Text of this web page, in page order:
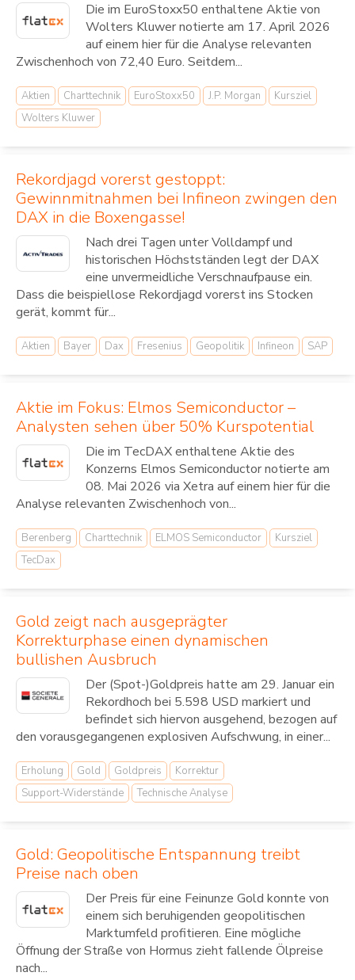
Die im EuroStoxx50 enthaltene Aktie von
Wolters Kluwer notierte am 17. April 2026
auf einem hier für die Analyse relevanten
Zwischenhoch von 72,40 Euro. Seitdem...
Aktien Charttechnik EuroStoxx50 J.P. Morgan
Kursziel
Wolters Kluwer
Rekordjagd vorerst gestoppt:
Gewinnmitnahmen bei Infineon zwingen den
DAX in die Boxengasse!
Nach drei Tagen unter Volldampf und
historischen Höchstständen legt der DAX
eine unvermeidliche Verschnaufpause ein.
Dass die beispiellose Rekordjagd vorerst ins Stocken
gerät, kommt für...
Aktien Bayer Dax Fresenius Geopolitik Infineon SAP
Aktie im Fokus: Elmos Semiconductor –
Analysten sehen über 50% Kurspotential
Die im TecDAX enthaltene Aktie des
Konzerns Elmos Semiconductor notierte am
08. Mai 2026 via Xetra auf einem hier für die
Analyse relevanten Zwischenhoch von...
Berenberg Charttechnik ELMOS Semiconductor
Kursziel
TecDax
Gold zeigt nach ausgeprägter
Korrekturphase einen dynamischen
bullishen Ausbruch
Der (Spot-)Goldpreis hatte am 29. Januar ein
Rekordhoch bei 5.598 USD markiert und
befindet sich hiervon ausgehend, bezogen auf
den vorausgegangenen explosiven Aufschwung, in einer...
Erholung Gold Goldpreis
Korrektur
Support-Widerstände
Technische Analyse
Gold: Geopolitische Entspannung treibt
Preise nach oben
Der Preis für eine Feinunze Gold konnte von
einem sich beruhigenden geopolitischen
Marktumfeld profitieren. Eine mögliche
Öffnung der Straße von Hormus zieht fallende Ölpreise
nach...